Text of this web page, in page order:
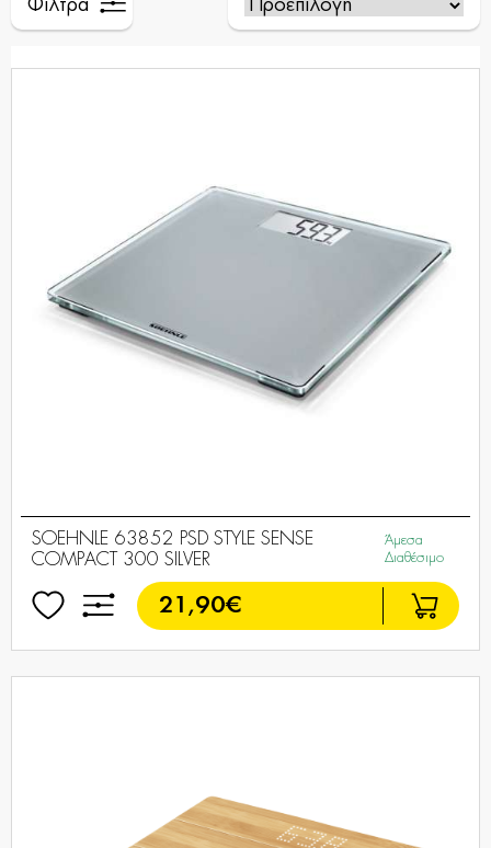
Φίλτρα
SOEHNLE 63852 PSD STYLE SENSE
COMPACT 300 SILVER
Άμεσα
Διαθέσιμο
21,90€